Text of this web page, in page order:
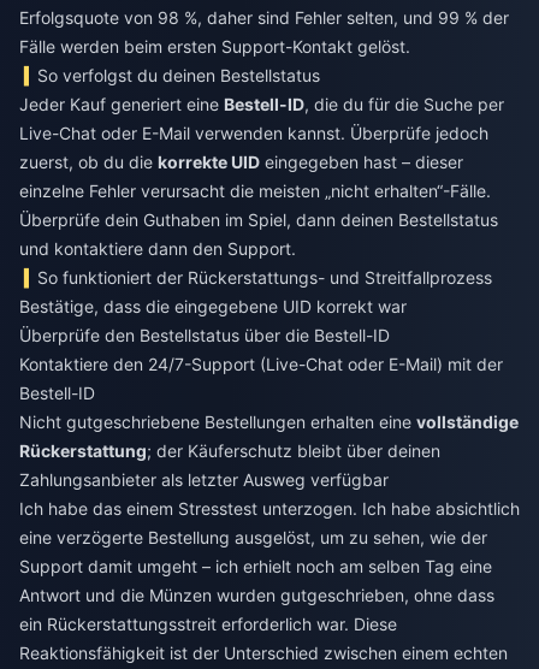
Erfolgsquote von 98 %, daher sind Fehler selten, und 99 % der
Fälle werden beim ersten Support-Kontakt gelöst.
So verfolgst du deinen Bestellstatus
Jeder Kauf generiert eine Bestell-ID, die du für die Suche per
Live-Chat oder E-Mail verwenden kannst. Überprüfe jedoch
zuerst, ob du die korrekte UID eingegeben hast – dieser
einzelne Fehler verursacht die meisten „nicht erhalten“-Fälle.
Überprüfe dein Guthaben im Spiel, dann deinen Bestellstatus
und kontaktiere dann den Support.
So funktioniert der Rückerstattungs- und Streitfallprozess
Bestätige, dass die eingegebene UID korrekt war
Überprüfe den Bestellstatus über die Bestell-ID
Kontaktiere den 24/7-Support (Live-Chat oder E-Mail) mit der
Bestell-ID
Nicht gutgeschriebene Bestellungen erhalten eine vollständige
Rückerstattung; der Käuferschutz bleibt über deinen
Zahlungsanbieter als letzter Ausweg verfügbar
Ich habe das einem Stresstest unterzogen. Ich habe absichtlich
eine verzögerte Bestellung ausgelöst, um zu sehen, wie der
Support damit umgeht – ich erhielt noch am selben Tag eine
Antwort und die Münzen wurden gutgeschrieben, ohne dass
ein Rückerstattungsstreit erforderlich war. Diese
Reaktionsfähigkeit ist der Unterschied zwischen einem echten